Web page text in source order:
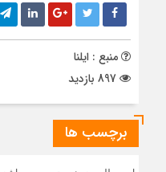
منبع : ایلنا
برچسب ها